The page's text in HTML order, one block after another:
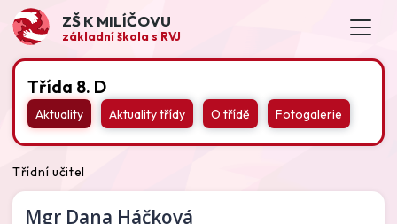
ZŠ K MILÍČOVU
základní škola s RVJ
Třída 8. D
Aktuality Aktuality třídy O třídě Fotogalerie
Třídní učitel
Mgr Dana Háčková